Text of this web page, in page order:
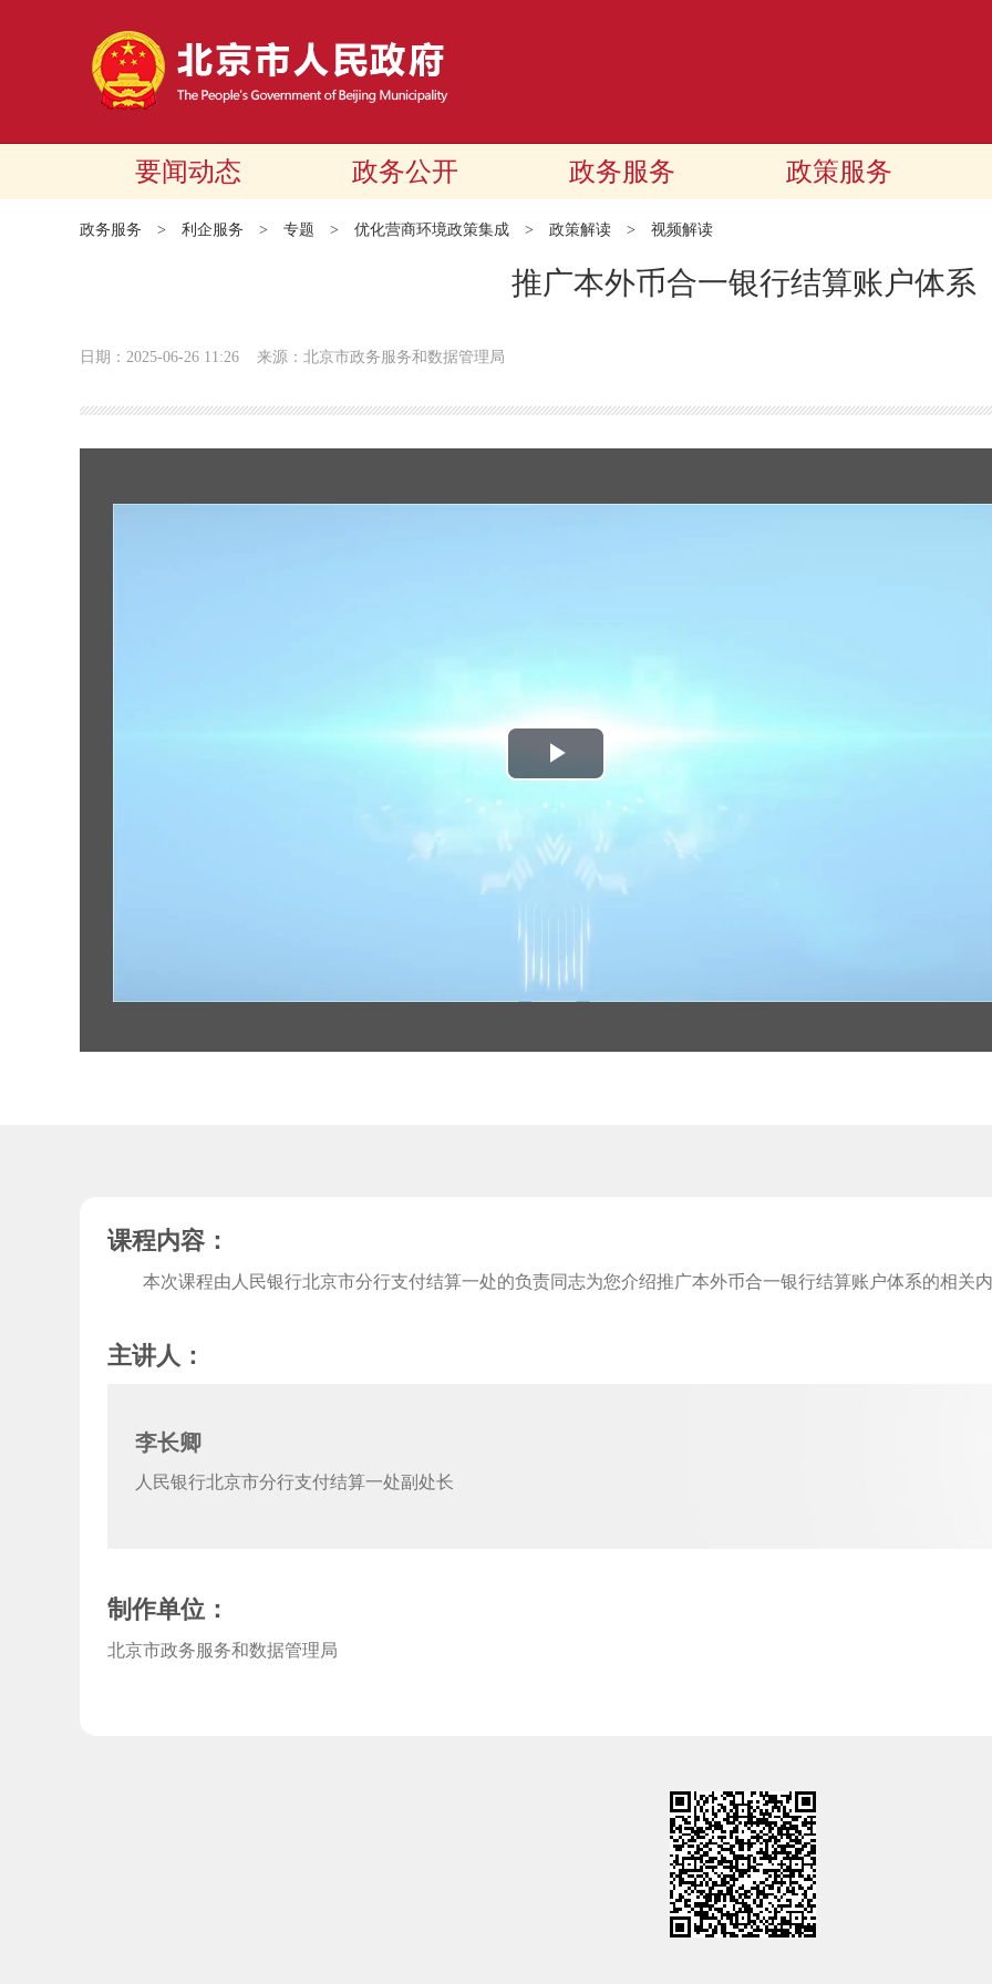
要闻动态 政务公开 政务服务 政策服务
政务服务 > 利企服务 > 专题 > 优化营商环境政策集成 > 政策解读 > 视频解读
推广本外币合一银行结算账户体系
日期：2025-06-26 11:26 来源：北京市政务服务和数据管理局
播
放
视
频
课程内容：
本次课程由人民银行北京市分行支付结算一处的负责同志为您介绍推广本外币合一银行结算账户体系的相关
主讲人：
李长卿
人民银行北京市分行支付结算一处副处长
制作单位：
北京市政务服务和数据管理局